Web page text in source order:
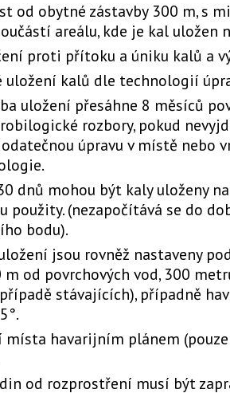
od obytné zástavby 300 m, s
areálu, kde je kal uložen
proti přítoku a úniku kalů a
uložení kalů dle technologií
uložení přesáhne 8 měsíců
rozbory, pokud
úpravu v místě nebo
dnů mohou být kaly uloženy
použity. (nezapočítává se do
bodu).
jsou rovněž nastaveny
m od povrchových vod, 300
stávajících), případně
místa havarijním plánem
od rozprostření musí být